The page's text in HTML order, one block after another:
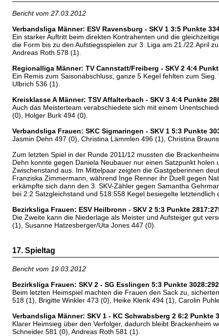
Bericht vom 27.03.2012
Verbandsliga Männer: ESV Ravensburg - SKV 1 3:5 Punkte
Ein starker Auftritt beim direkten Kontrahenten und die
die Form bis zu den Aufstiegsspielen zur 3. Liga am 21./22.April
Andreas Roth 578 (1).
Regionalliga Männer: TV Cannstatt/Freiberg - SKV 2 4:4
Ein Remis zum Saisonabschluss, ganze 5 Kegel fehlten zum
Ulbrich 536 (1).
Kreisklasse A Männer: TSV Affalterbach - SKV 3 4:4 Punkte
Auch das Meisterteam verabschiedete sich mit einem
(0), Holger Burk 494 (0).
Verbandsliga Frauen: SKC Sigmaringen - SKV 1 5:3 Punkte
Jasmin Dehn 497 (0), Christina Lämmlen 496 (1), Christina
Zum letzten Spiel in der Runde 2011/12 mussten die
Dehn konnte gegen Daniela Neubauer nur einen Satzpunkt
Zwischenstand aus. Im Mittelpaar zeigten die Gastgeberinnen
Franziska Zimmermann, während Inge Renner ihr Duell gegen
erkämpfte sich dann den 3. SKV-Zähler gegen Samantha
bei 2:2 Satzgleichstand und 518:558 Kegel besiegelte letztendlich
Bezirksliga Frauen: ESV Heilbronn - SKV 2 5:3 Punkte
Die Zweite kann die Niederlage als Meister und Aufsteiger gut
(1), Susanne Hatzesberger/Uta Jones 447 (0).
17. Spieltag
Bericht vom 19.03.2012
Bezirksliga Frauen: SKV 2 - SG Esslingen 5:3 Punkte
Beim letzten Heimspiel machten die Frauen den Sack zu,
518 (1), Brigitte Winkler 473 (0), Heike Klenk 494 (1), Carolin
Verbandsliga Männer: SKV 1 - KC Schwabsberg 2 6:2 Punkte
Klarer Heimsieg über den Verfolger, dadurch bleibt Brackenheim
Schneider 581 (0), Andreas Roth 581 (1).